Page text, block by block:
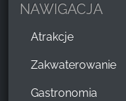
NAWIGACJA
Atrakcje
Zakwaterowanie
Gastronomia